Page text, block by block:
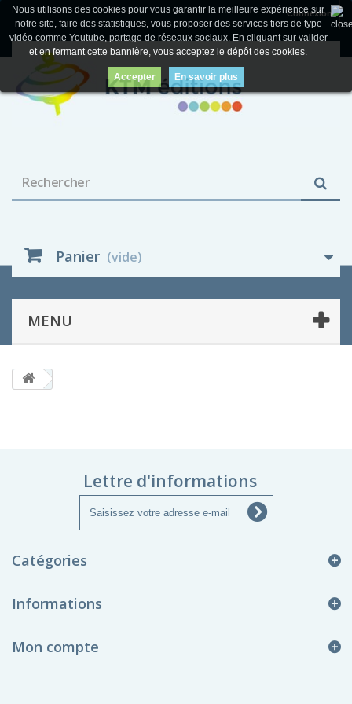
Connexion
Panier (vide)
MENU
Nous utilisons des cookies pour vous garantir la meilleure expérience sur
notre site, faire des statistiques, vous proposer des services tiers de type
vidéo comme Youtube, partage de réseaux sociaux. En cliquant sur valider
et en fermant cette bannière, vous acceptez le dépôt des cookies.
Accepter En savoir plus
Lettre d'informations
Catégories
Informations
Mon compte